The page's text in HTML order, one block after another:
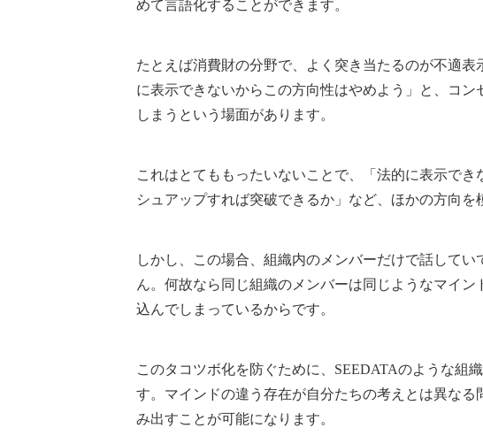
めて言語化することができます。
たとえば消費財の分野で、よく突き当たるのが不適
に表示できないからこの方向性はやめよう」と、コ
しまうという場面があります。
これはとてももったいないことで、「法的に表示で
シュアップすれば突破できるか」など、ほかの方向を
しかし、この場合、組織内のメンバーだけで話して
ん。何故なら同じ組織のメンバーは同じようなマイ
込んでしまっているからです。
このタコツボ化を防ぐために、SEEDATAのような組
す。マインドの違う存在が自分たちの考えとは異な
み出すことが可能になります。